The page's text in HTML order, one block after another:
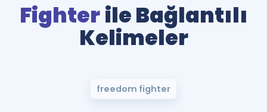
Fighterile Bağlantılı
Kelimeler
freedom fighter